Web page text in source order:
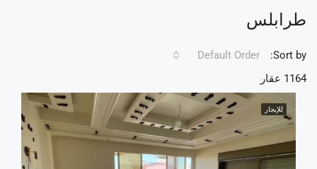
طرابلس
1164 عقار
Sort by:
Default Order
للإيجار